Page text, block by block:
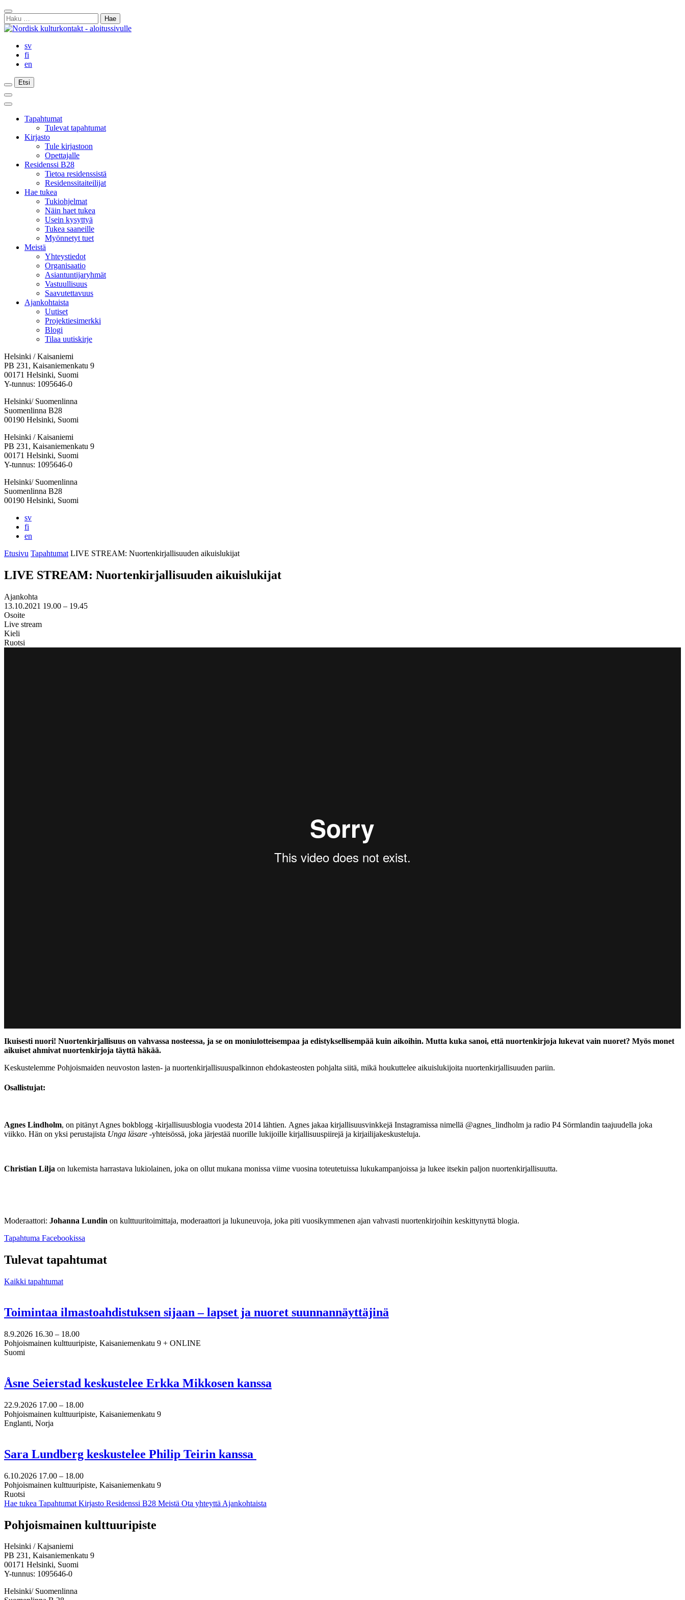
Siirry
sisältöön
Sulje
haku
Haku:
sv
fi
en
Etsi
Etsi
Etsi
Päävalikko
Sulje
päävalikkoTapahtumat
Tulevat tapahtumat
Kirjasto
Tule kirjastoon
Opettajalle
Residenssi B28
Tietoa residenssistä
Residenssitaiteilijat
Hae tukea
Tukiohjelmat
Näin haet tukea
Usein kysyttyä
Tukea saaneille
Myönnetyt tuet
Meistä
Yhteystiedot
Organisaatio
Asiantuntijaryhmät
Vastuullisuus
Saavutettavuus
Ajankohtaista
Uutiset
Projektiesimerkki
Blogi
Tilaa uutiskirje
Helsinki / Kaisaniemi
PB 231, Kaisaniemenkatu 9
00171 Helsinki, Suomi
Y-tunnus: 1095646-0
Helsinki/ Suomenlinna
Suomenlinna B28
00190 Helsinki, Suomi
Facebook:
Avataan
uuteen
välilehteen
Instagram:
Avataan
uuteen
välilehteen
TikTok:
Avataan
uuteen
välilehteen
Youtube:
Avataan
uuteen
välilehteen
Vimeo:
Avataan
uuteen
välilehteen
Helsinki / Kaisaniemi
PB 231, Kaisaniemenkatu 9
00171 Helsinki, Suomi
Y-tunnus: 1095646-0
Helsinki/ Suomenlinna
Suomenlinna B28
00190 Helsinki, Suomi
sv
fi
en
Etusivu Tapahtumat LIVE STREAM: Nuorten­kirjallisuuden aikuislukijat
LIVE STREAM: Nuorten­kirjallisuuden aikuislukijat
Ajankohta
13.10.2021 19.00 – 19.45
Osoite
Live stream
Kieli
Ruotsi
Ikuisesti nuori! Nuortenkirjallisuus on vahvassa nosteessa, ja se on moniulotteisempaa ja edistyksellisempää kuin aikoihin. Mutta kuka sanoi, että nuortenkirjoja lukevat vain nuoret? Myös monet
aikuiset ahmivat nuortenkirjoja täyttä häkää.
Keskustelemme Pohjoismaiden neuvoston lasten- ja nuortenkirjallisuuspalkinnon ehdokasteosten pohjalta siitä, mikä houkuttelee aikuislukijoita nuortenkirjallisuuden pariin.
Osallistujat:
Agnes Lindholm, on pitänyt Agnes bokblogg -kirjallisuusblogia vuodesta 2014 lähtien. Agnes jakaa kirjallisuusvinkkejä Instagramissa nimellä @agnes_lindholm ja radio P4 Sörmlandin taajuudella joka
viikko. Hän on yksi perustajista Unga läsare -yhteisössä, joka järjestää nuorille lukijoille kirjallisuuspiirejä ja kirjailijakeskusteluja.
Christian Lilja on lukemista harrastava lukiolainen, joka on ollut mukana monissa viime vuosina toteutetuissa lukukampanjoissa ja lukee itsekin paljon nuortenkirjallisuutta.
Moderaattori: Johanna Lundin on kulttuuritoimittaja, moderaattori ja lukuneuvoja, joka piti vuosikymmenen ajan vahvasti nuortenkirjoihin keskittynyttä blogia.
Tapahtuma Facebookissa
välilehteen
Tulevat tapahtumat
Kaikki tapahtumat
Toimintaa ilmastoahdistuksen sijaan – lapset ja nuoret suunnannäyttäjinä
8.9.2026 16.30 – 18.00
Pohjoismainen kulttuuripiste, Kaisaniemenkatu 9 + ONLINE
Suomi
Åsne Seierstad keskustelee Erkka Mikkosen kanssa
22.9.2026 17.00 – 18.00
Pohjoismainen kulttuuripiste, Kaisaniemenkatu 9
Englanti, Norja
Sara Lundberg keskustelee Philip Teirin kanssa
6.10.2026 17.00 – 18.00
Pohjoismainen kulttuuripiste, Kaisaniemenkatu 9
Ruotsi
Hae tukea Tapahtumat Kirjasto Residenssi B28 Meistä Ota yhteyttä Ajankohtaista
Facebook:
Avataan
välilehteen
Instagram:
Avataan
välilehteen
TikTok:
Avataan
välilehteen
Youtube:
Avataan
välilehteen
Vimeo:
Avataan
välilehteen
Pohjoismainen kulttuuripiste
Helsinki / Kajsaniemi
PB 231, Kaisaniemenkatu 9
00171 Helsinki, Suomi
Y-tunnus: 1095646-0
Helsinki/ Suomenlinna